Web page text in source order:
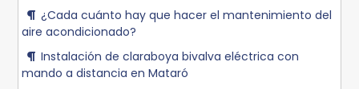
¿Cada cuánto hay que hacer el mantenimiento del
aire acondicionado?
Instalación de claraboya bivalva eléctrica con
mando a distancia en Mataró